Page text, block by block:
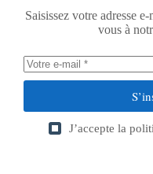
Saisissez votre adresse
vous à
J’accepte la